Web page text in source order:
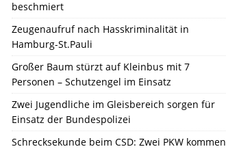
beschmiert
Zeugenaufruf nach Hasskriminalität in
Hamburg-St.Pauli
Großer Baum stürzt auf Kleinbus mit 7
Personen – Schutzengel im Einsatz
Zwei Jugendliche im Gleisbereich sorgen für
Einsatz der Bundespolizei
Schrecksekunde beim CSD: Zwei PKW kommen